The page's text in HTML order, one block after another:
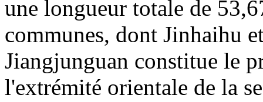
une longueur totale de
communes, dont Jinhaihu
Jiangjunguan constitue le
l'extrémité orientale de la